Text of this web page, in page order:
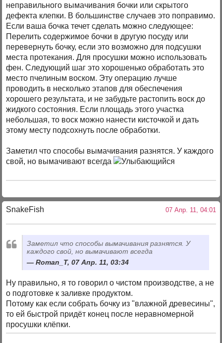
неправильного вымачивания бочки или скрытого
дефекта клепки. В большинстве случаев это поправимо.
Если ваша бочка течет сделать можно следующее:
Перелить содержимое бочки в другую посуду или
перевернуть бочку, если это возможно для подсушки
места протекания. Для просушки можно использовать
фен. Следующий шаг это хорошенько обработать это
место пчелиным воском. Эту операцию лучше
проводить в несколько этапов для обеспечения
хорошего результата, и не забудьте растопить воск до
жидкого состояния. Если площадь этого участка
небольшая, то воск можно нанести кисточкой и дать
этому месту подсохнуть после обработки.
Заметил что способы вымачивания разнятся. У каждого
свой, но вымачивают всегда
SnakeFish 07 Апр. 11, 04:01
Заметил что способы вымачивания разнятся. У
каждого свой, но вымачивают всегда
Roman_T, 07 Апр. 11, 03:34
Ну правильно, я то говорил о чистом производстве, а не
о подготовке к заливке продуктом.
Потому как если собрать бочку из "влажной древесины",
то ей быстрой придёт конец после неравномерной
просушки клёпки.